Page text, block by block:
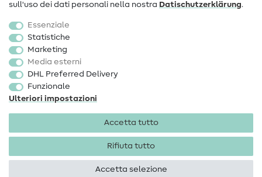
Accessori cucito
Sale
sull'uso dei dati personali nella nostra Dati­schutz­erklärung.
Essenziale
Statistiche
Marketing
Media esterni
DHL Preferred Delivery
Funzionale
Ulteriori impostazioni
Accetta tutto
Rifiuta tutto
Accetta selezione
Informazioni legali Privacy
Condizioni generali
Diritti d'autore 2026 SewIY GmbH